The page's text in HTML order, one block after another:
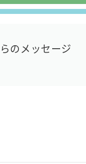
のメッセージ